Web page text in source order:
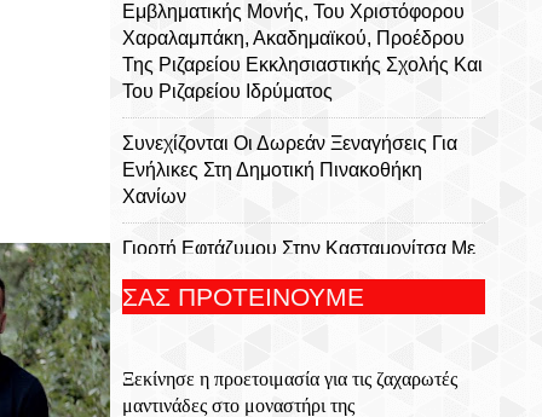
Εμβληματικής Μονής, Του Χριστόφορου
Χαραλαμπάκη, Ακαδημαϊκού, Προέδρου
Της Ριζαρείου Εκκλησιαστικής Σχολής Και
Του Ριζαρείου Ιδρύματος
Συνεχίζονται Οι Δωρεάν Ξεναγήσεις Για
Ενήλικες Στη Δημοτική Πινακοθήκη
Χανίων
Γιορτή Εφτάζυμου Στην Κασταμονίτσα Με
Την Στήριξη Της Περιφέρειας Κρήτης
Αυγούστου 2026
ΣΑΣ ΠΡΟΤΕΙΝΟΥΜΕ
Ξεκίνησε η προετοιμασία για τις ζαχαρωτές
μαντινάδες στο μοναστήρι της